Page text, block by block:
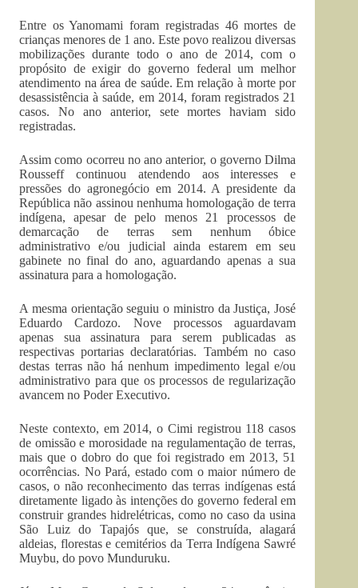
Entre os Yanomami foram registradas 46 mortes de
crianças menores de 1 ano. Este povo realizou diversas
mobilizações durante todo o ano de 2014, com o
propósito de exigir do governo federal um melhor
atendimento na área de saúde. Em relação à morte por
desassistência à saúde, em 2014, foram registrados 21
casos. No ano anterior, sete mortes haviam sido
registradas.
Assim como ocorreu no ano anterior, o governo Dilma
Rousseff continuou atendendo aos interesses e
pressões do agronegócio em 2014. A presidente da
República não assinou nenhuma homologação de terra
indígena, apesar de pelo menos 21 processos de
demarcação de terras sem nenhum óbice
administrativo e/ou judicial ainda estarem em seu
gabinete no final do ano, aguardando apenas a sua
assinatura para a homologação.
A mesma orientação seguiu o ministro da Justiça, José
Eduardo Cardozo. Nove processos aguardavam
apenas sua assinatura para serem publicadas as
respectivas portarias declaratórias. Também no caso
destas terras não há nenhum impedimento legal e/ou
administrativo para que os processos de regularização
avancem no Poder Executivo.
Neste contexto, em 2014, o Cimi registrou 118 casos
de omissão e morosidade na regulamentação de terras,
mais que o dobro do que foi registrado em 2013, 51
ocorrências. No Pará, estado com o maior número de
casos, o não reconhecimento das terras indígenas está
diretamente ligado às intenções do governo federal em
construir grandes hidrelétricas, como no caso da usina
São Luiz do Tapajós que, se construída, alagará
aldeias, florestas e cemitérios da Terra Indígena Sawré
Muybu, do povo Munduruku.